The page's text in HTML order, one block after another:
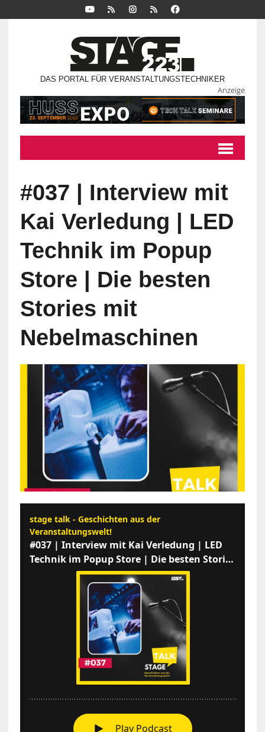
DAS PORTAL FÜR VERANSTALTUNGSTECHNIKER
Anzeige
#037 | Interview mit
Kai Verledung | LED
Technik im Popup
Store | Die besten
Stories mit
Nebelmaschinen